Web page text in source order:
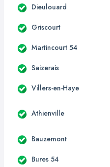
Dieulouard
Griscourt
Martincourt 54
Saizerais
Villers-en-Haye
Athienville
Bauzemont
Bures 54